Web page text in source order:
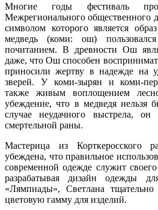
Многие годы фестиваль
Межрегионального общественного
символом которого является
медведь (коми: ош)
почитанием. В древности Ош
даже, что Ош способен
приносили жертву в надежде на
зверей. У коми-зырян и коми-
также живым воплощением
убеждение, что в медведя нельзя
случае неудачного выстрела,
смертельной раны.
Мастерица из Корткеросского
убеждена, что правильное
современной одежде служит
разрабатывая дизайн одежды
«Лямпиады», Светлана
цветовую гамму для изделий.